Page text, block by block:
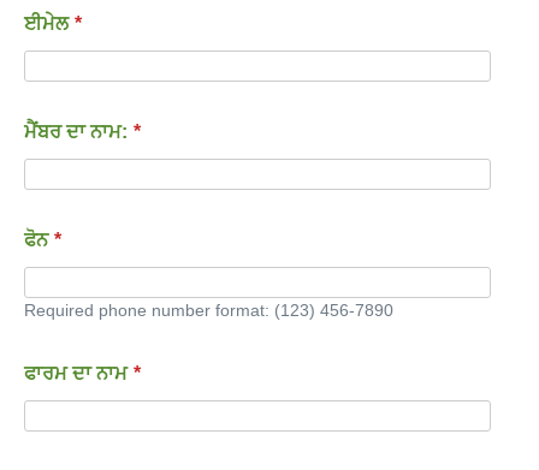
ਈਮੇਲ *
ਮੈਂਬਰ ਦਾ ਨਾਮ: *
ਫੋਨ *
Required phone number format: (123) 456-7890
ਫਾਰਮ ਦਾ ਨਾਮ *